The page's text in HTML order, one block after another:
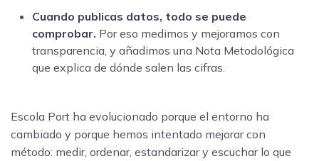
Cuando publicas datos, todo se puede
comprobar. Por eso medimos y mejoramos con
transparencia, y añadimos una Nota Metodológica
que explica de dónde salen las cifras.
Escola Port ha evolucionado porque el entorno ha
cambiado y porque hemos intentado mejorar con
método: medir, ordenar, estandarizar y escuchar lo que